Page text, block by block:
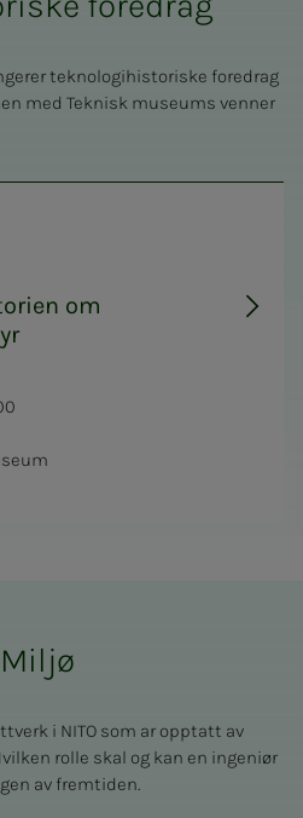
teknologihistoriske foredrag
med Teknisk museums venner
om
i NITO som ar opptatt av
rolle skal og kan en ingeniør
av fremtiden.